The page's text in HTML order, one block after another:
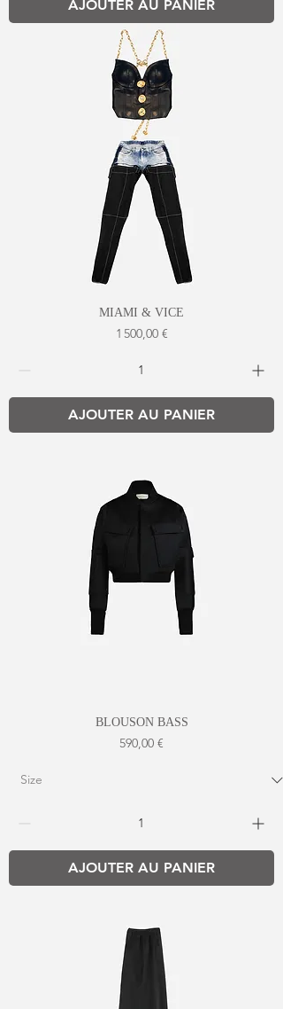
AJOUTER AU PANIER
MIAMI & VICE
Prix
1 500,00 €
AJOUTER AU PANIER
BLOUSON BASS
Prix
590,00 €
AJOUTER AU PANIER